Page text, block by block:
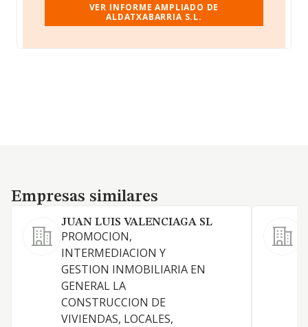
VER INFORME AMPLIADO DE
ALDATXABARRIA S.L.
Empresas similares
Empresas similares
JUAN LUIS VALENCIAGA SL
PROMOCION,
INTERMEDIACION Y
GESTION INMOBILIARIA EN
GENERAL LA
CONSTRUCCION DE
VIVIENDAS, LOCALES,